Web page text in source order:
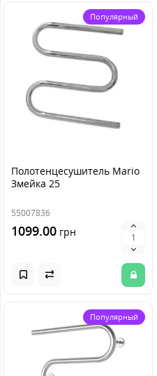
Популярный
Полотенцесушитель Mario
Змейка 25
55007836
1099.00 грн
Популярный